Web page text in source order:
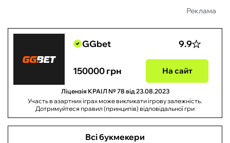
Реклама
GGbet 9.9
150000 грн На сайт
Ліцензія КРАІЛ № 78 від 23.08.2023
Участь в азартних іграх може викликати ігрову залежність.
Дотримуйтеся правил (принципів) відповідальної гри
Всі букмекери